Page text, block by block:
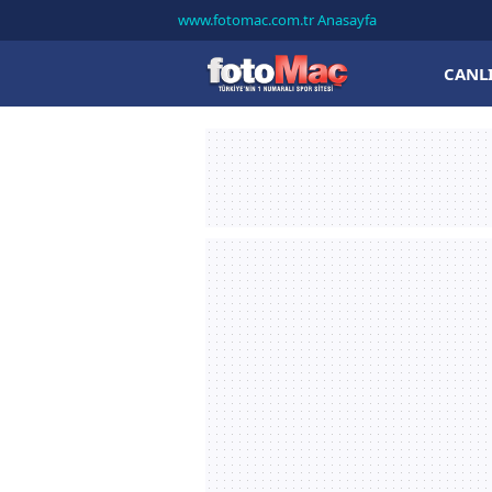
www.fotomac.com.tr Anasayfa